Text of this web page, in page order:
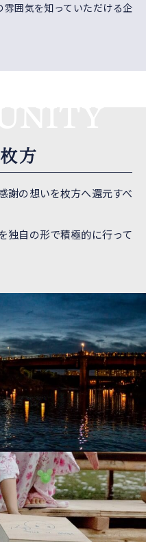
雰囲気を知っていただける企
方
謝の想いを枚方へ還元すべ
独自の形で積極的に行って